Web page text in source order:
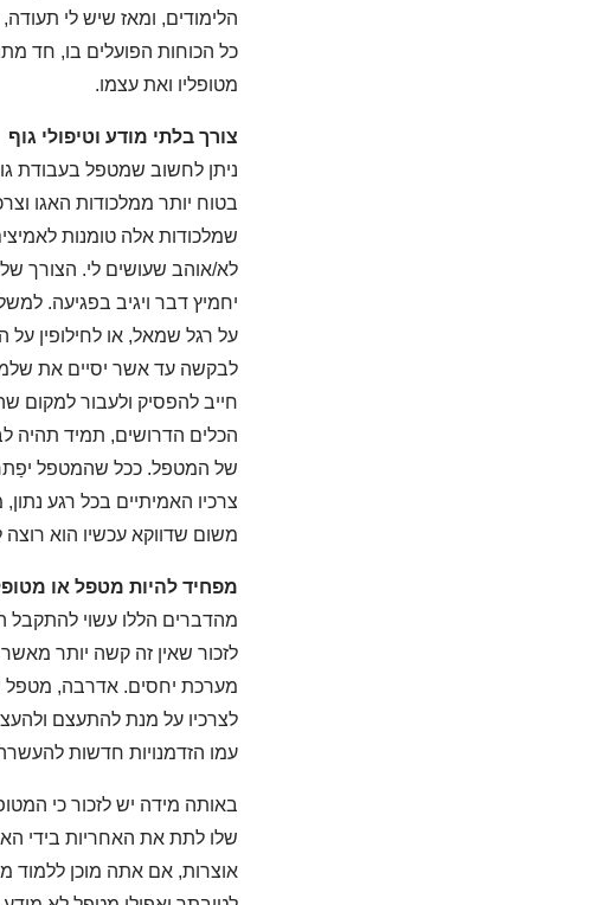
הלימודים, ומאז שיש לי
כל הכוחות הפועלים בו, חד
מטופליו ואת עצמו.
צורך בלתי מודע וטיפולי גוף
ניתן לחשוב שמטפל בעבודת
בטוח יותר ממלכודות האגו
שמלכודות אלה טומנות
לא/אוהב שעושים לי. הצורך
יחמיץ דבר ויגיב בפגיעה.
על רגל שמאל, או לחילופין על
לבקשה עד אשר יסיים את
חייב להפסיק ולעבור למקום
הכלים הדרושים, תמיד תהיה
של המטפל. ככל שהמטפל יפַתח
צרכיו האמיתיים בכל רגע
משום שדווקא עכשיו הוא
מפחיד להיות מטפל או
מהדברים הללו עשוי להתקבל
לזכור שאין זה קשה יותר
מערכת יחסים. אדרבה, מטפל
לצרכיו על מנת להתעצם
עמו הזדמנויות חדשות
באותה מידה יש לזכור כי
שלו לתת את האחריות בידי
אוצרות, אם אתה מוכן ללמוד